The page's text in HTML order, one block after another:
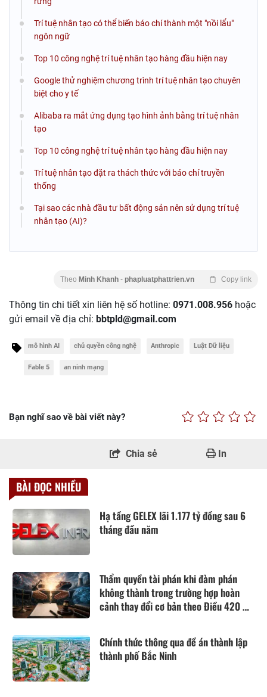
Trí tuệ nhân tạo có thể biến báo chí thành một "nồi lẩu"
ngôn ngữ
Top 10 công nghệ trí tuệ nhân tạo hàng đầu hiện nay
Google thử nghiệm chương trình trí tuệ nhân tạo chuyên
biệt cho y tế
Alibaba ra mắt ứng dụng tạo hình ảnh bằng trí tuệ nhân
tạo
Top 10 công nghệ trí tuệ nhân tạo hàng đầu hiện nay
Trí tuệ nhân tạo đặt ra thách thức với báo chí truyền
thống
Tại sao các nhà đầu tư bất động sản nên sử dụng trí tuệ
nhân tạo (AI)?
Theo Minh Khanh - phapluatphattrien.vn Copy link
Thông tin chi tiết xin liên hệ số hotline: 0971.008.956 hoặc
gửi email về địa chỉ: bbtpld@gmail.com
mô hình AI chủ quyền công nghệ Anthropic Luật Dữ liệu
Fable 5 an ninh mạng
Bạn nghĩ sao về bài viết này?
Chia sẻ In
BÀI ĐỌC NHIỀU
Hạ tầng GELEX lãi 1.177 tỷ đồng sau 6
tháng đầu năm
Thẩm quyền tài phán khi đàm phán
không thành trong trường hợp hoàn
cảnh thay đổi cơ bản theo Điều 420 Bộ
Chính thức thông qua đề án thành lập
thành phố Bắc Ninh